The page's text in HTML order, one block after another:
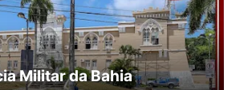
Militar da Bahia